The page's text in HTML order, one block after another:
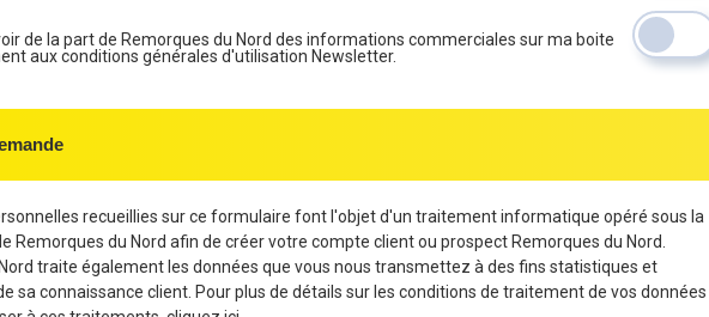
de la part de Remorques du Nord des informations commerciales sur ma boite
aux conditions générales d'utilisation Newsletter.
recueillies sur ce formulaire font l'objet d'un traitement informatique opéré sous la
Remorques du Nord afin de créer votre compte client ou prospect Remorques du Nord.
traite également les données que vous nous transmettez à des fins statistiques et
sa connaissance client. Pour plus de détails sur les conditions de traitement de vos données